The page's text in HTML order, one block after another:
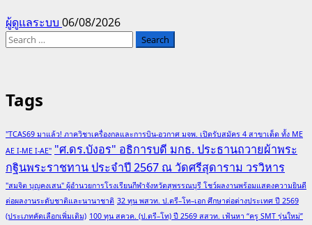
ผู้ดูแลระบบ 06/08/2026
Search
Tags
"TCAS69 มาแล้ว! ภาควิชาเครื่องกลและการบิน-อวกาศ มจพ. เปิดรับสมัคร 4 สาขาเด็ด ทั้ง ME
AE I-ME I-AE" "ศ.ดร.บังอร" อธิการบดี มกธ. ประธานถวายผ้าพระ
กฐินพระราชทาน ประจำปี 2567 ณ วัดศรีสุดาราม วรวิหาร
"สมจิต บุญคงเสน" ผู้อำนวยการโรงเรียนกีฬาจังหวัดสุพรรณบุรี โชว์ผลงานพร้อมแสดงความยินดี
ต่อผลงานระดับชาติและนานาชาติ 32 ทุน พสวท. ป.ตรี–โท–เอก ศึกษาต่อต่างประเทศ ปี 2569
(ประเภทคัดเลือกเพิ่มเติม) 100 ทุน สควค. (ป.ตรี–โท) ปี 2569 สสวท. เฟ้นหา “ครู SMT รุ่นใหม่”